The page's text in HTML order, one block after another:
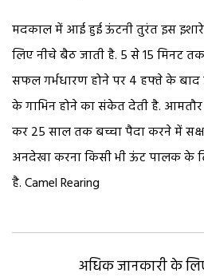
मदकाल में आई हुई ऊंटनी तुरंत इस
लिए नीचे बैठ जाती है. 5 से 15 मिनट
सफल गर्भधारण होने पर 4 हफ्ते के
के गाभिन होने का संकेत देती है.
कर 25 साल तक बच्चा पैदा करने में
अनदेखा करना किसी भी ऊंट पालक के
है. Camel Rearing
अधिक जानकारी के